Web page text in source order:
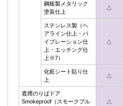
鋼板製メタリック
塗装仕上
△
ステンレス製（ヘ
アライン仕上・バ
イブレーション仕
上・エッチング仕
上※7）
△
化粧シート貼り仕
上
△
遮煙のりばドア
Smokeproof（スモークプル
△